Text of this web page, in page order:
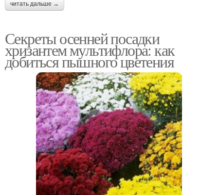
читать дальше →
Секреты осенней посадки
хризантем мультифлора: как
добиться пышного цветения